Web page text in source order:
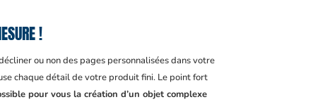
!
ou non des pages personnalisées dans votre
chaque détail de votre produit fini. Le point fort
pour vous la création d’un objet complexe